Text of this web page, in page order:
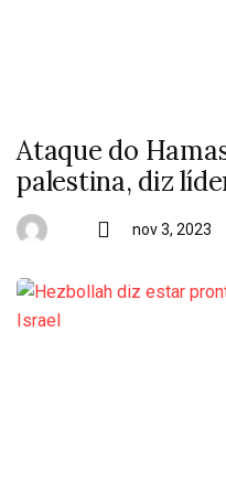
Ataque do
palestina, diz
nov 3, 2023